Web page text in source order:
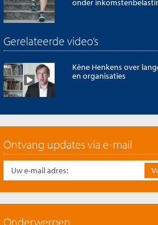
onder
Gerelateerde video’s
Kène Henkens over
en organisaties
Ontvang updates via e-mail
Onderwerpen